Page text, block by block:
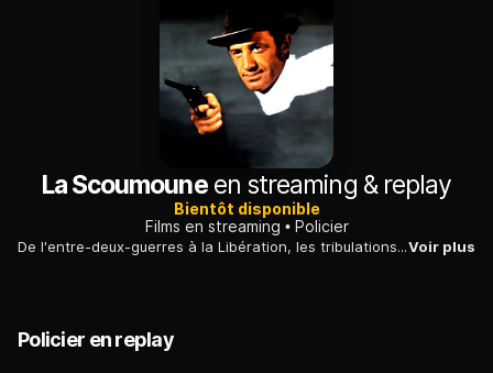
La Scoumouneen streaming & replay
Bientôt disponible
Films en streaming
Policier
De l'entre-deux-guerres à la Libération, les tribulations de deux gangsters marseillais qui ont été victimes d'un coup monté, emprisonnés puis libérés...Voir plus
Policier en replay